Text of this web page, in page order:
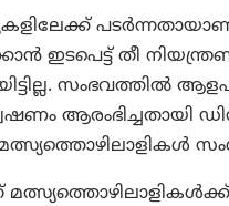
പടർന്നതായാണ്
തീ
സംഭവത്തിൽ
ആരംഭിച്ചതായി